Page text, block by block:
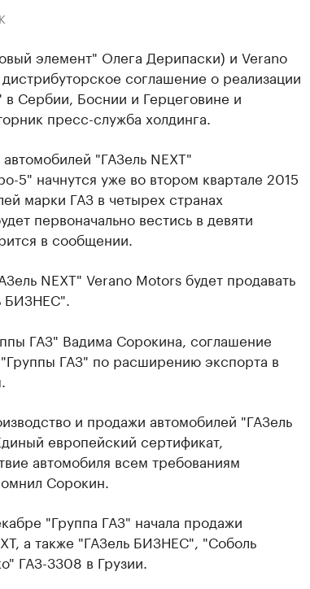
элемент" Олега Дерипаски) и Verano
соглашение о реализации
в Сербии, Боснии и Герцеговине и
пресс-служба холдинга.
"ГАЗель NEXT"
5" начнутся уже во втором квартале 2015
марки ГАЗ в четырех странах
первоначально вестись в девяти
в сообщении.
NEXT" Verano Motors будет продавать
БИЗНЕС".
ГАЗ" Вадима Сорокина, соглашение
"Группы ГАЗ" по расширению экспорта в
и продажи автомобилей "ГАЗель
европейский сертификат,
автомобиля всем требованиям
Сорокин.
"Группа ГАЗ" начала продажи
а также "ГАЗель БИЗНЕС", "Соболь
ГАЗ-3308 в Грузии.